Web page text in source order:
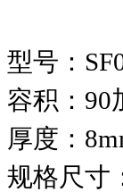
型号
容积
厚度
规格尺寸